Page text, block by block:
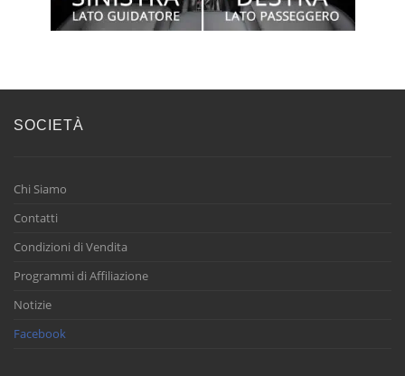
SOCIETÀ
Chi Siamo
Contatti
Condizioni di Vendita
Programmi di Affiliazione
Notizie
Facebook